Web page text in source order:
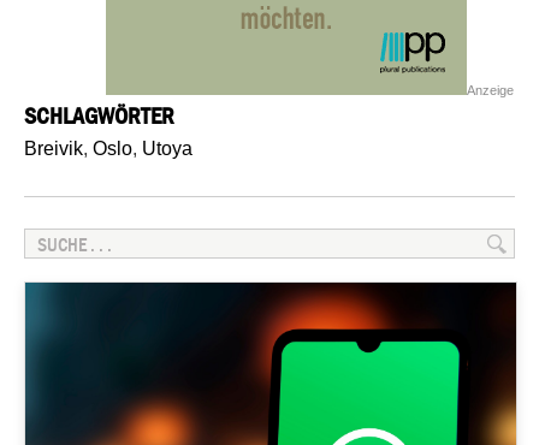
Anzeige
SCHLAGWÖRTER
Breivik, Oslo, Utoya